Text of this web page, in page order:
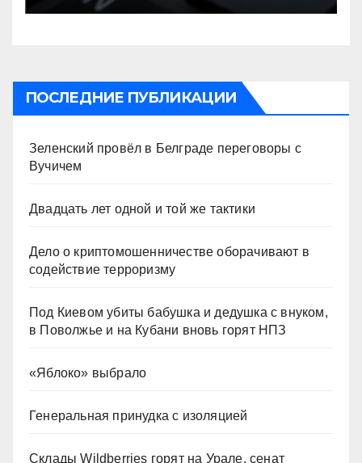
ПОСЛЕДНИЕ ПУБЛИКАЦИИ
Зеленский провёл в Белграде переговоры с
Вучичем
Двадцать лет одной и той же тактики
Дело о криптомошенничестве оборачивают в
содействие терроризму
Под Киевом убиты бабушка и дедушка с внуком,
в Поволжье и на Кубани вновь горят НПЗ
«Яблоко» выбрало
Генеральная принудка с изоляцией
Склады Wildberries горят на Урале, сенат